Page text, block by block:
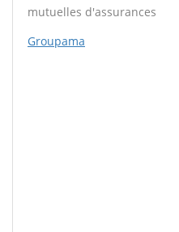
mutuelles d'assurances
Groupama